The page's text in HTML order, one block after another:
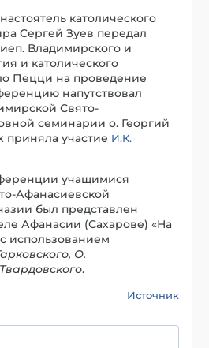
католического
Сергей Зуев передал
Владимирского и
и католического
Пецци на проведение
напутствовал
Свято-
семинарии о. Георгий
приняла участие И.К.
учащимися
Афанасиевской
был представлен
Афанасии (Сахарове) «На
использованием
О.
.
Источник